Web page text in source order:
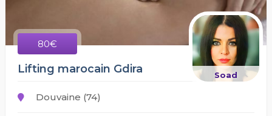
80€
Soad
Lifting marocain Gdira
Douvaine (74)